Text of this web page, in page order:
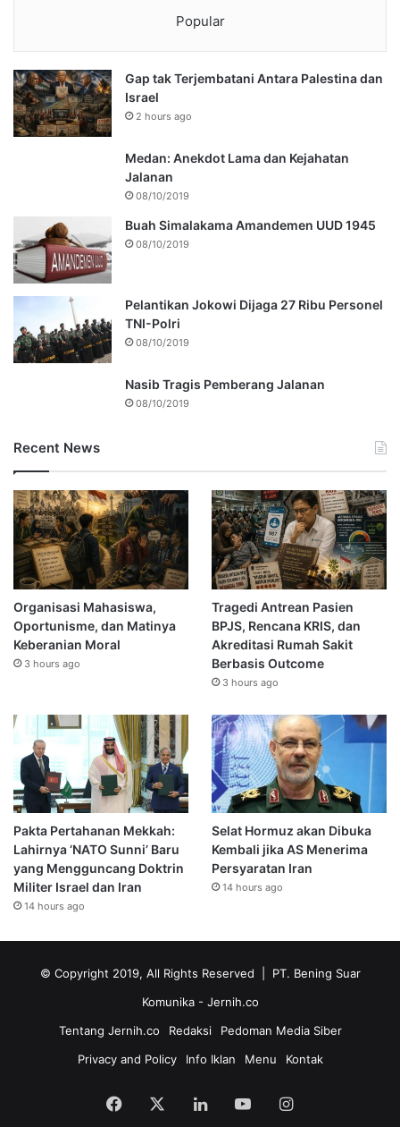
Popular
Gap tak Terjembatani Antara Palestina dan
Israel
2 hours ago
Medan: Anekdot Lama dan Kejahatan
Jalanan
08/10/2019
Buah Simalakama Amandemen UUD 1945
08/10/2019
Pelantikan Jokowi Dijaga 27 Ribu Personel
TNI-Polri
08/10/2019
Nasib Tragis Pemberang Jalanan
08/10/2019
Recent News
Organisasi Mahasiswa,
Oportunisme, dan Matinya
Keberanian Moral
3 hours ago
Tragedi Antrean Pasien
BPJS, Rencana KRIS, dan
Akreditasi Rumah Sakit
Berbasis Outcome
3 hours ago
Pakta Pertahanan Mekkah:
Lahirnya ‘NATO Sunni’ Baru
yang Mengguncang Doktrin
Militer Israel dan Iran
14 hours ago
Selat Hormuz akan Dibuka
Kembali jika AS Menerima
Persyaratan Iran
14 hours ago
© Copyright 2019, All Rights Reserved | PT. Bening Suar
Komunika - Jernih.co
Tentang Jernih.co
Redaksi
Pedoman Media Siber
Privacy and Policy
Info Iklan Menu Kontak
Facebook LinkedInYouTubeInstagram